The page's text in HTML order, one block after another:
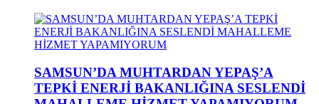
SAMSUN’DA MUHTARDAN YEPAŞ’A
TEPKİ ENERJİ BAKANLIĞINA SESLENDİ